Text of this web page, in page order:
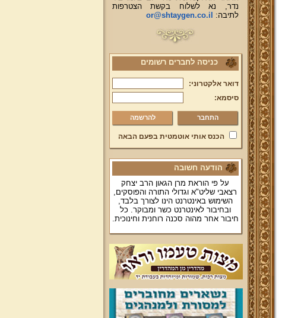
נדר, נא לשלוח בקשת הצטרפות
לתיבה:
or@shtaygen.co.il
כניסה לחברים רשומים
דואר אלקטרוני:
סיסמא:
להרשמה
הכנס אותי אוטמטית בפעם הבאה
הודעה חשובה
על פי הוראת מרן הגאון הרב יצחק
רצאבי שליט"א וגדולי התורה והפוסקים,
השימוש באינטרנט הינו לצורך בלבד,
ובחיבור לאינטרנט כשר ומבוקר. כל
חיבור אחר מהוה סכנה רוחנית וחינוכית.